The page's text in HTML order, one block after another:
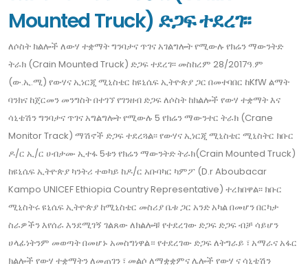
Mounted Truck) ድጋፍ ተደረገ፡፡
ለሶስት ክልሎች ለውሃ ተቋማት ግንባታና ጥገና አገልግሎት የሚውሉ የክሬን ማውንትድ
ትራክ (Crain Mounted Truck) ድጋፍ ተደረገ፡፡ መስከረም 28/2017ዓ.ም
(ው.ኢ.ሚ) የውሃና ኢነርጂ ሚኒስቴር ከዩኒሴፍ ኢትዮጵያ ጋር በመተባበር ከKfW ልማት
ባንክና ከጀርመን መንግስት በተገኘ የገንዘብ ድጋፍ ለሶስት ከክልሎች የውሃ ተቋማት እና
ሳኒቴሽን ግንባታና ጥገና አግልግሎት የሚውሉ 5 የክሬን ማውንተር ትራክ (Crane
Monitor Track) ማሽኖች ድጋፍ ተደረጓል፡፡ የውሃና ኢነርጂ ሚኒስቴር ሚኒስትር ክቡር
ዶ/ር ኢ/ር ሀብታሙ ኢተፋ 5ቱን የክሬን ማውንትድ ትራክ(Crain Mounted Truck)
ከዩኒሴፍ ኢትዮጵያ ካንትሪ ተወካይ ከዶ/ር አቡባካር ካምፖ (D.r Aboubacar
Kampo UNICEF Ethiopia Country Representative) ተረክበዋል፡፡ ክቡር
ሚኒስትሩ ዩኒሴፍ ኢትዮጵያ ከሚኒስቴር መስሪያ ቤቱ ጋር አንድ አካል በመሆን በርካታ
ስራዎችን እየሰራ እንደሚገኝ ገልጸው ለክልሎቹ የተደረገው ድጋፍ ድጋፍ ብቻ ሳይሆን
ሀላፊነትንም መወጣት በመሆኑ አመስግነዋል። የተደረገው ድጋፍ ለትግራይ ፣ አማራና አፋር
ክልሎች የውሃ ተቋማትን ለመጠገን ፣ መልሶ ለማቋቋምና ሌሎች የውሃ ና ሳኒቴሽን